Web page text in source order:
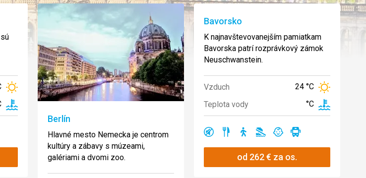
Berlín
Hlavné mesto Nemecka je centrom
kultúry a zábavy s múzeami,
galériami a dvomi zoo.
Bavorsko
K najnavštevovanejším pamiatkam
Bavorska patrí rozprávkový zámok
Neuschwanstein.
Vzduch
24 °C
Teplota vody
°C
AnoAnoAnoAnoAnoAno
od 262€ za os.